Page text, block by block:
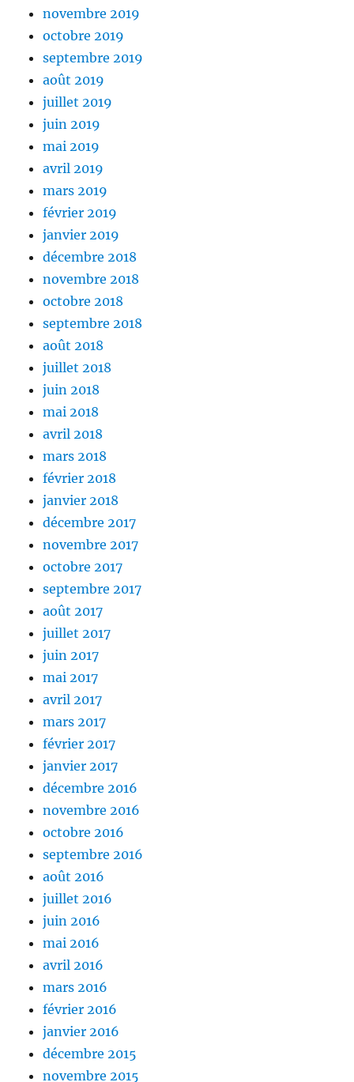
novembre 2019
octobre 2019
septembre 2019
août 2019
juillet 2019
juin 2019
mai 2019
avril 2019
mars 2019
février 2019
janvier 2019
décembre 2018
novembre 2018
octobre 2018
septembre 2018
août 2018
juillet 2018
juin 2018
mai 2018
avril 2018
mars 2018
février 2018
janvier 2018
décembre 2017
novembre 2017
octobre 2017
septembre 2017
août 2017
juillet 2017
juin 2017
mai 2017
avril 2017
mars 2017
février 2017
janvier 2017
décembre 2016
novembre 2016
octobre 2016
septembre 2016
août 2016
juillet 2016
juin 2016
mai 2016
avril 2016
mars 2016
février 2016
janvier 2016
décembre 2015
novembre 2015